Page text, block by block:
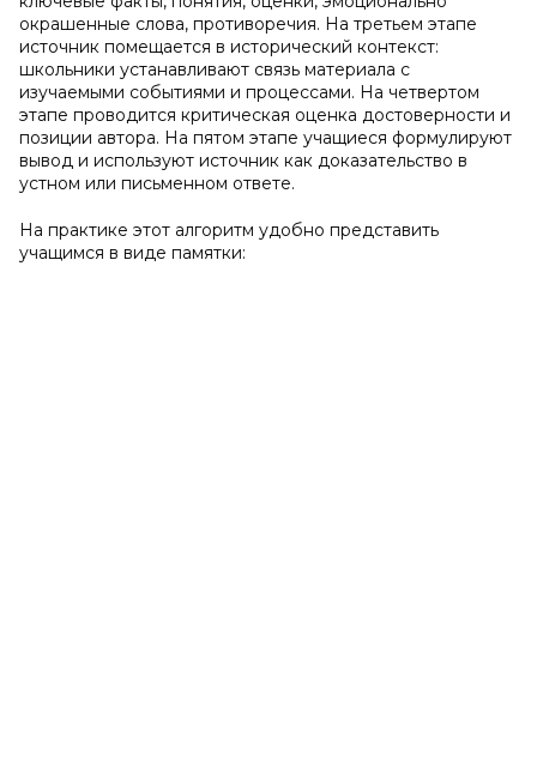
окрашенные слова, противоречия. На третьем этапе
источник помещается в исторический контекст:
школьники устанавливают связь материала с
изучаемыми событиями и процессами. На четвертом
этапе проводится критическая оценка достоверности и
позиции автора. На пятом этапе учащиеся формулируют
вывод и используют источник как доказательство в
устном или письменном ответе.
На практике этот алгоритм удобно представить
учащимся в виде памятки: